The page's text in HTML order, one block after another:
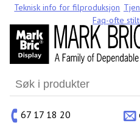
Search
for:
67 17 18 20
Teknisk info for filproduksjon
Faq-ofte